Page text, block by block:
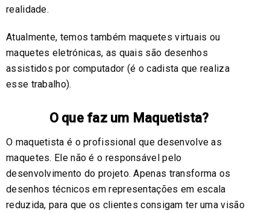
realidade.
Atualmente, temos também maquetes virtuais ou
maquetes eletrónicas, as quais são desenhos
assistidos por computador (é o cadista que realiza
esse trabalho).
O que faz um Maquetista?
O maquetista é o profissional que desenvolve as
maquetes. Ele não é o responsável pelo
desenvolvimento do projeto. Apenas transforma os
desenhos técnicos em representações em escala
reduzida, para que os clientes consigam ter uma visão